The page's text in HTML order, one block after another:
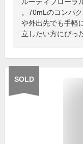
。70mLのコンパ
や外出先でも手軽
立したい方にぴっ
SOLD